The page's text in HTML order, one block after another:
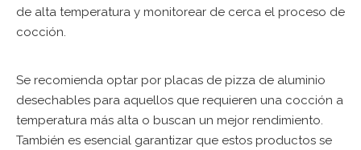
de alta temperatura y monitorear de cerca el proceso de
cocción.
Se recomienda optar por placas de pizza de aluminio
desechables para aquellos que requieren una cocción a
temperatura más alta o buscan un mejor rendimiento.
También es esencial garantizar que estos productos se